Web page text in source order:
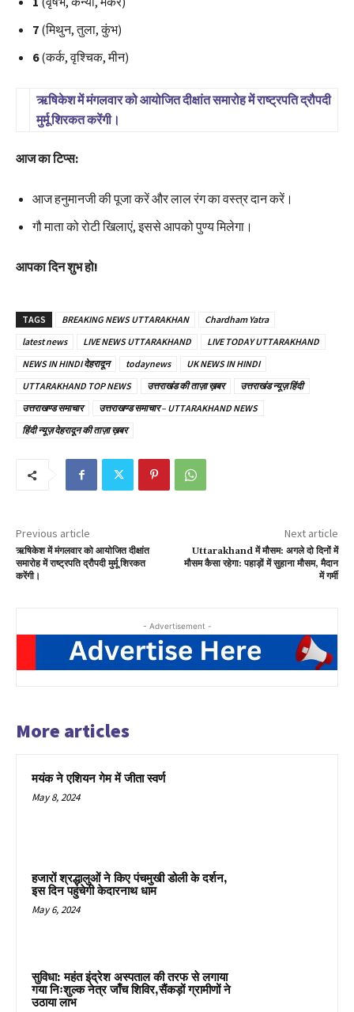
7 (मिथुन, तुला, कुंभ)
6(कर्क, वृश्चिक, मीन)
l
c
के
में
मं
र
को
यो
दी
क्षां
त
रो
में
प
द्रौ
गी
ऋषिकेश में मंगलवार को आयोजित दीक्षांत समारोह में राष्ट्रपति द्रौपदी
मुर्मू शिरकत करेंगी।
आज का टिप्स:
आज हनुमानजी की पूजा करें और लाल रंग का वस्त्र दान करें।
गौ माता को रोटी खिलाएं, इससे आपको पुण्य मिलेगा।
आपका दिन शुभ हो!
TAGS BREAKING NEWS UTTARAKHAN
Chardham Yatra
latest news
LIVE NEWS UTTARAKHAND
LIVE TODAY UTTARAKHAND
NEWS IN HINDI देहरादून
todaynews
UK NEWS IN HINDI
UTTARAKHAND TOP NEWS
उत्तराखंड की ताज़ा ख़बर
उत्तराखंड न्यूज़ हिंदी
उत्तराखण्ड समाचार
उत्तराखण्ड समाचार – UTTARAKHAND NEWS
हिंदी न्यूज़ देहरादून की ताज़ा ख़बर
Previous article
ऋषिकेश में मंगलवार को आयोजित दीक्षांत
समारोह में राष्ट्रपति द्रौपदी मुर्मू शिरकत
करेंगी।
Next article
Uttarakhand में मौसम: अगले दो दिनों में
मौसम कैसा रहेगा: पहाड़ों में सुहाना मौसम, मैदान
में गर्मी
- Advertisement -
More articles
मयंक ने एशियन गेम में जीता स्वर्ण
May 8, 2024
हजारों श्रद्धालुओं ने किए पंचमुखी डोली के दर्शन,
इस दिन पहुंचेगी केदारनाथ धाम
May 6, 2024
सुविधा: महंत इंद्रेश अस्पताल की तरफ से लगाया
गया निःशुल्क नेत्र जाँच शिविर,सैंकड़ों ग्रामीणों ने
उठाया लाभ